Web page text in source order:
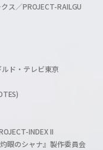
ス／PROJECT-RAILGU
ド・テレビ東京
INDEX II
眼のシャナ』製作委員会